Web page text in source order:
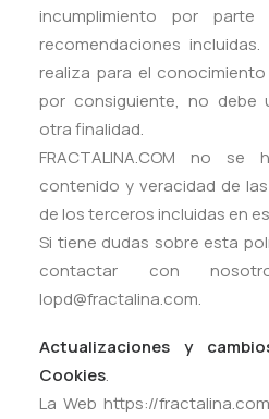
incumplimiento por parte
recomendaciones
realiza para el
por consiguiente, no debe
otra finalidad.
FRACTALINA.COM no se
contenido y veracidad de
de los terceros incluidas en
Si tiene dudas sobre esta
contactar con
lopd@fractalina.com.
Actualizaciones y
Cookies.
La Web https://